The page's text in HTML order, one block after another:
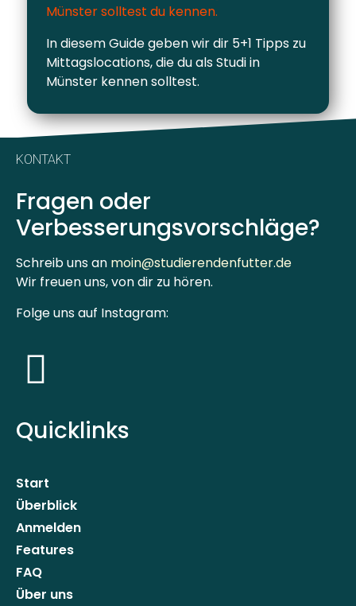
In diesem Guide geben wir dir 5+1 Tipps zu
Mittagslocations, die du als Studi in
Münster kennen solltest.
KONTAKT
Fragen oder
Verbesserungsvorschläge?
Schreib uns an moin@studierendenfutter.de
Wir freuen uns, von dir zu hören.
Folge uns auf Instagram:
Quicklinks
Start
Überblick
Anmelden
Features
FAQ
Über uns